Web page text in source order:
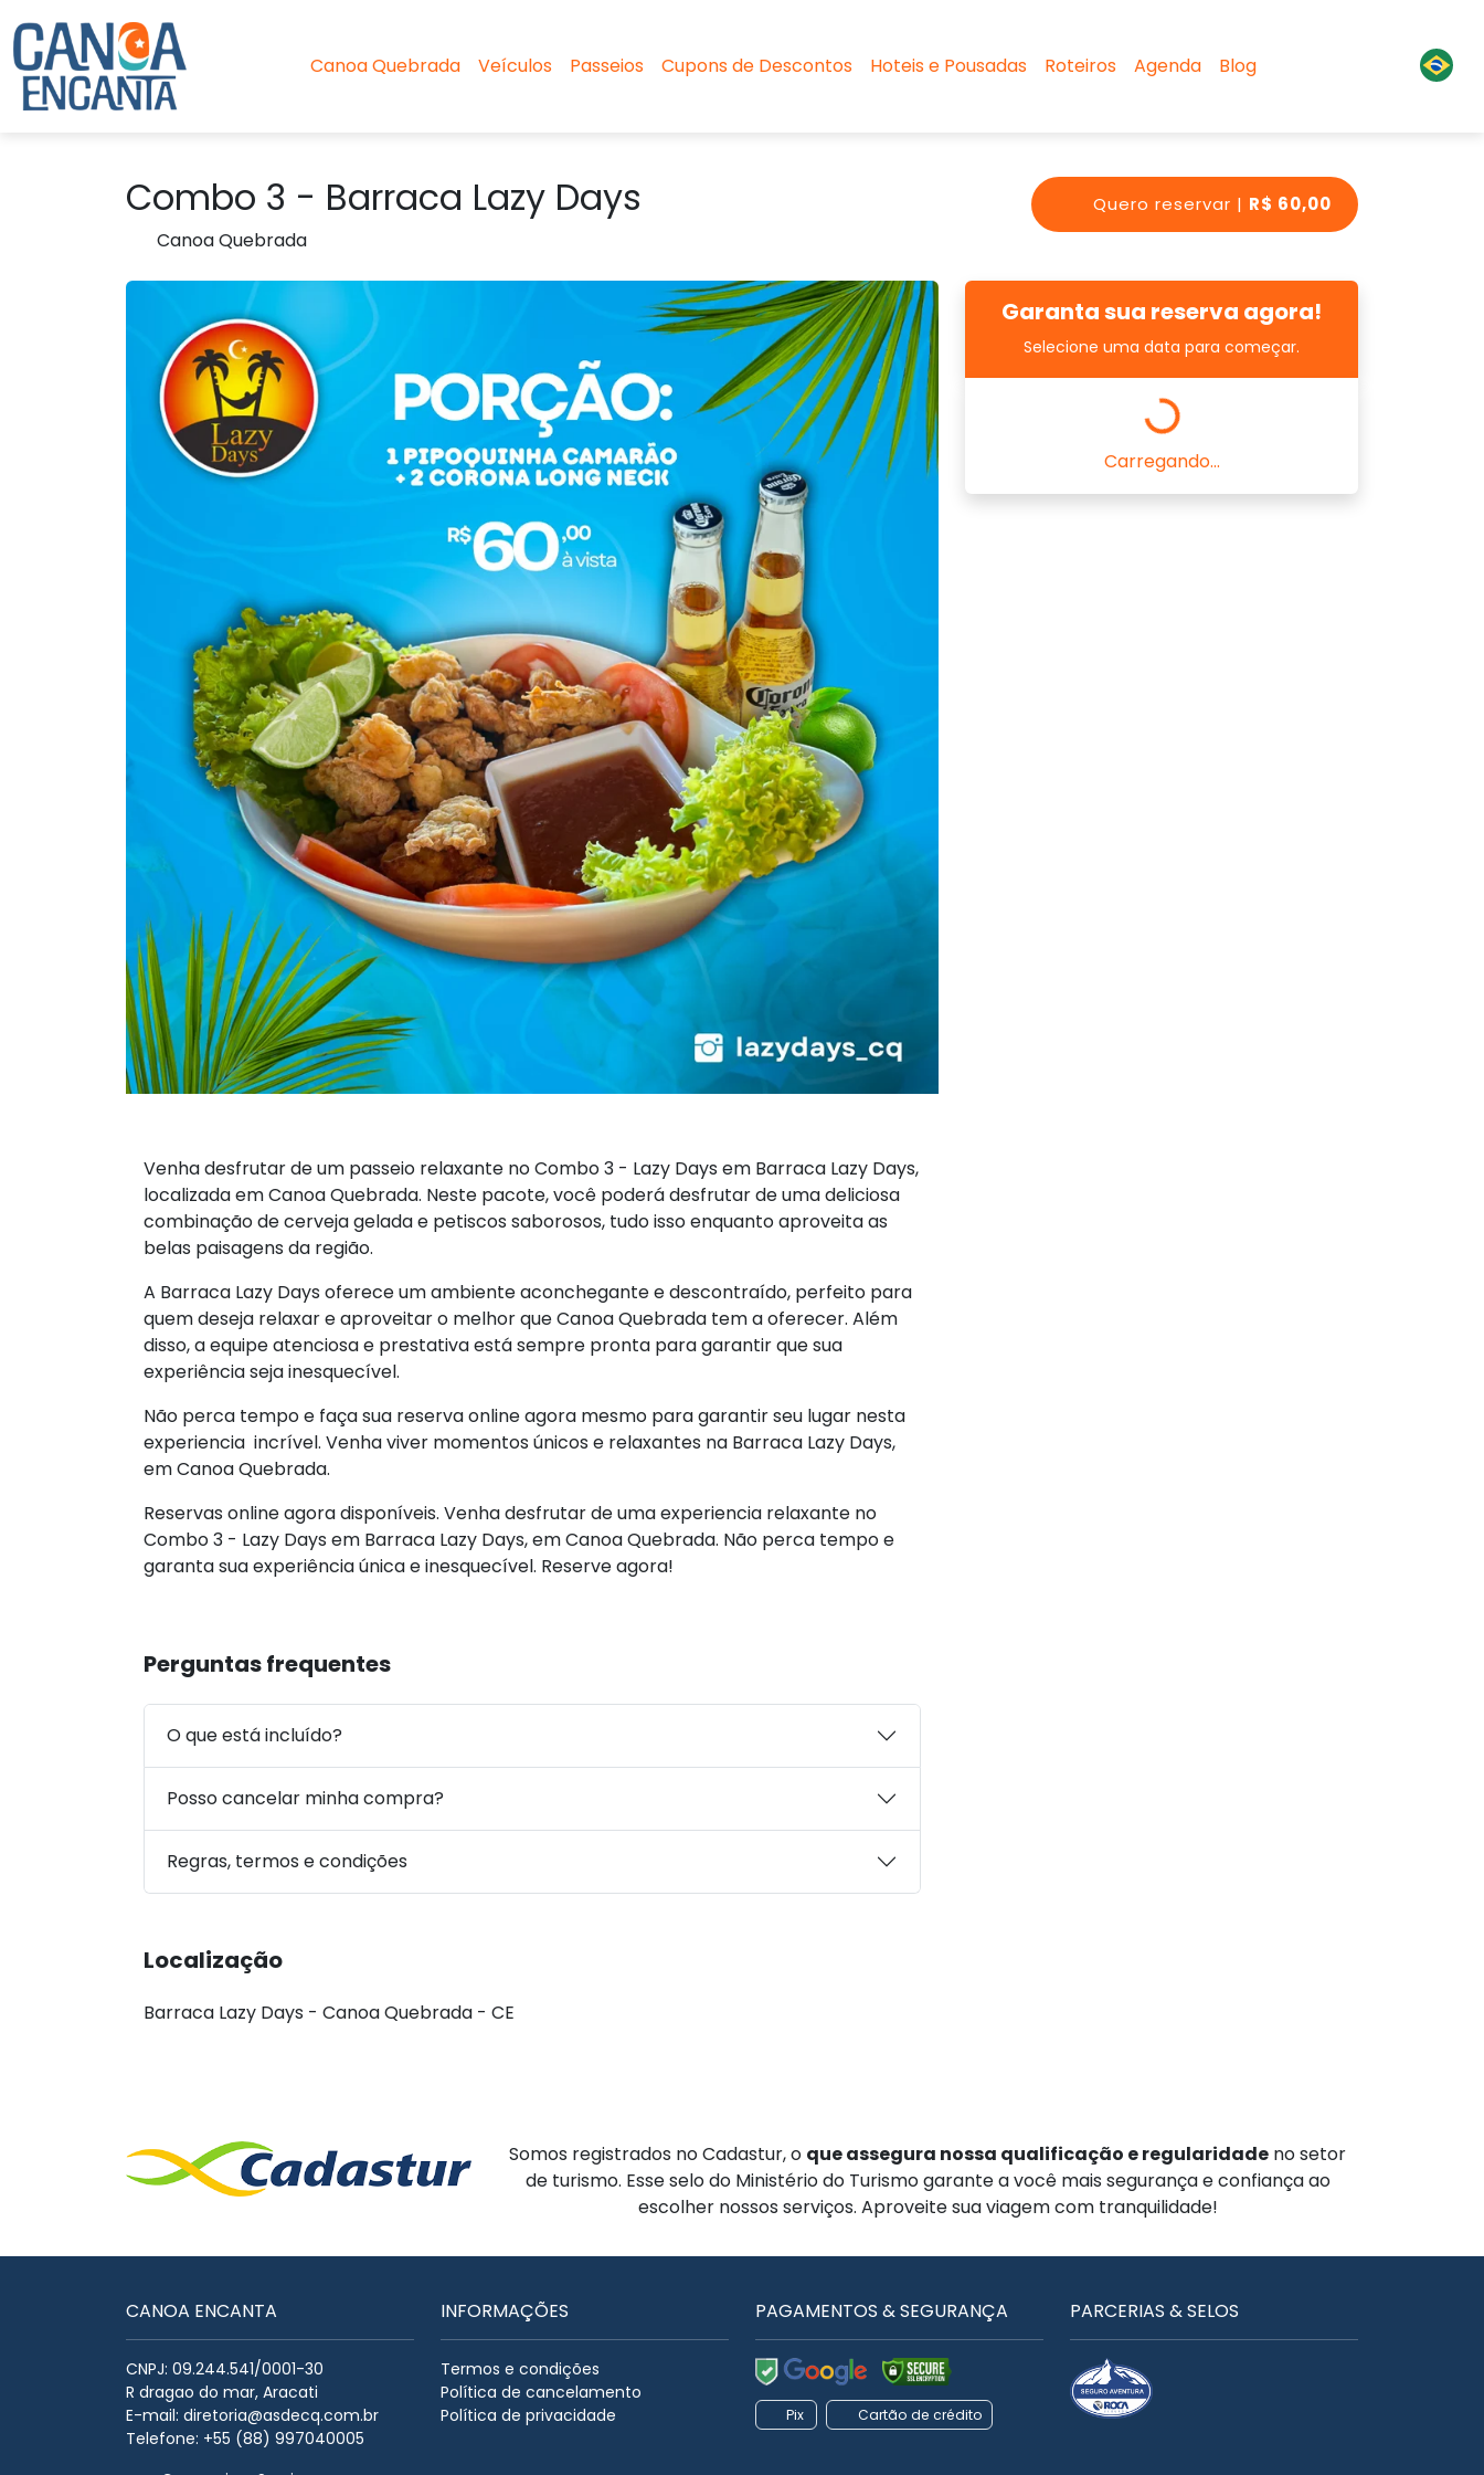
Canoa Quebrada Veículos Passeios Cupons de Descontos Hoteis e Pousadas Roteiros Agenda Blog
Quero reservar | R$ 60,00
Combo 3 - Barraca Lazy Days
Canoa Quebrada
Venha desfrutar de um passeio relaxante no Combo 3 - Lazy Days em Barraca Lazy Days,
localizada em Canoa Quebrada. Neste pacote, você poderá desfrutar de uma deliciosa
combinação de cerveja gelada e petiscos saborosos, tudo isso enquanto aproveita as
belas paisagens da região.
A Barraca Lazy Days oferece um ambiente aconchegante e descontraído, perfeito para
quem deseja relaxar e aproveitar o melhor que Canoa Quebrada tem a oferecer. Além
disso, a equipe atenciosa e prestativa está sempre pronta para garantir que sua
experiência seja inesquecível.
Não perca tempo e faça sua reserva online agora mesmo para garantir seu lugar nesta
experiencia incrível. Venha viver momentos únicos e relaxantes na Barraca Lazy Days,
em Canoa Quebrada.
Reservas online agora disponíveis. Venha desfrutar de uma experiencia relaxante no
Combo 3 - Lazy Days em Barraca Lazy Days, em Canoa Quebrada. Não perca tempo e
garanta sua experiência única e inesquecível. Reserve agora!
Perguntas frequentes
O que está incluído?
Posso cancelar minha compra?
Regras, termos e condições
Localização
Barraca Lazy Days - Canoa Quebrada - CE
Garanta sua reserva agora!
Selecione uma data para começar.
Carregando...
Somos registrados no Cadastur, o que assegura nossa qualificação e regularidade no setor
de turismo. Esse selo do Ministério do Turismo garante a você mais segurança e confiança ao
escolher nossos serviços. Aproveite sua viagem com tranquilidade!
CANOA ENCANTA
CNPJ: 09.244.541/0001-30
R dragao do mar, Aracati
E-mail: diretoria@asdecq.com.br
Telefone: +55 (88) 997040005
INFORMAÇÕES
Termos e condições
Política de cancelamento
Política de privacidade
PAGAMENTOS & SEGURANÇA
Pix Cartão de crédito
PARCERIAS & SELOS